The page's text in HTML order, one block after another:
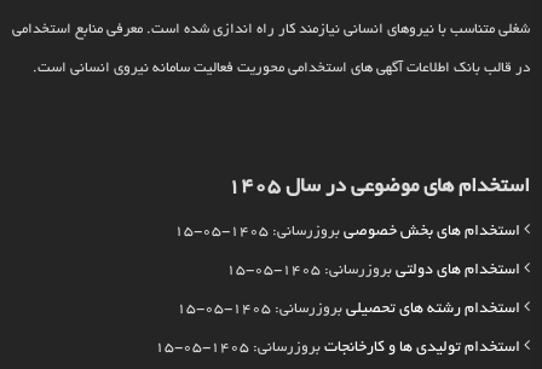
شغلی متناسب با نیروهای انسانی نیازمند کار راه اندازی شده است. معرفی منابع استخدامی
در قالب بانک اطلاعات آگهی های استخدامی محوریت فعالیت سامانه نیروی انسانی است.
استخدام های موضوعی در سال 1405
استخدام های بخش خصوصی بروزرسانی: 1405-05-15
استخدام های دولتی بروزرسانی: 1405-05-15
استخدام رشته های تحصیلی بروزرسانی: 1405-05-15
استخدام تولیدی ها و کارخانجات بروزرسانی: 1405-05-15